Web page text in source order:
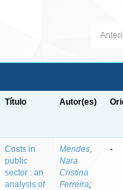
Título Autor(es)
Costs in
public
sector : an
analysis of
Mendes,
Nara
Cristina
Ferreira;
-